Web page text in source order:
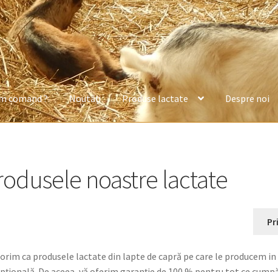
comand ? Noutăți Produse lactate Despre noi
acestora noastre lactate
ca produsele lactate din lapte de capră pe care le producem